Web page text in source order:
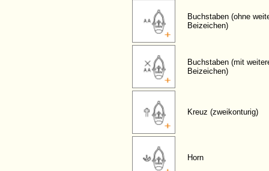
Buchstaben (ohne
Beizeichen)
Buchstaben (mit
Beizeichen)
Kreuz (zweikonturig)
Horn